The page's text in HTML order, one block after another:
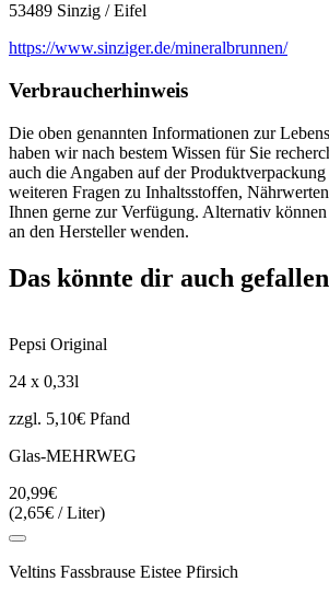
53489 Sinzig / Eifel
https://www.sinziger.de/mineralbrunnen/
Verbraucherhinweis
Die oben genannten Informationen zur
haben wir nach bestem Wissen für Sie
auch die Angaben auf der
weiteren Fragen zu Inhaltsstoffen,
Ihnen gerne zur Verfügung. Alternativ
an den Hersteller wenden.
Das könnte dir auch gefallen
Pepsi Original
24 x 0,33l
zzgl. 5,10€ Pfand
Glas-MEHRWEG
20,99€
(2,65€ / Liter)
Veltins Fassbrause Eistee Pfirsich